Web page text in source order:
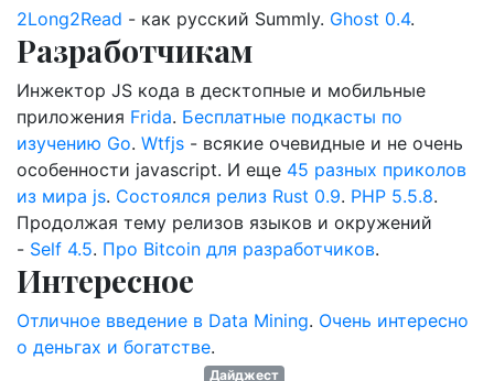
2Long2Read - как русский Summly. Ghost 0.4.
Разработчикам
Инжектор JS кода в десктопные и мобильные
приложения Frida. Бесплатные подкасты по
изучению Go. Wtfjs - всякие очевидные и не очень
особенности javascript. И еще 45 разных приколов
из мира js. Состоялся релиз Rust 0.9. PHP 5.5.8.
Продолжая тему релизов языков и окружений
- Self 4.5. Про Bitcoin для разработчиков.
Интересное
Отличное введение в Data Mining. Очень интересно
о деньгах и богатстве.
Дайджест